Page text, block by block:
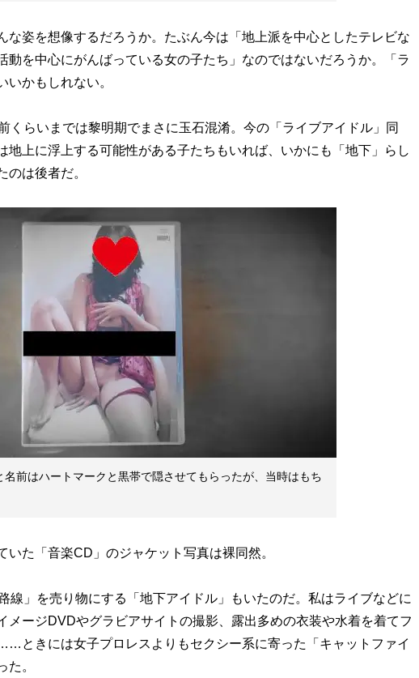
な姿を想像するだろうか。たぶん今は「地上派を中心としたテレビな
動を中心にがんばっている女の子たち」なのではないだろうか。「ラ
かもしれない。
らいまでは黎明期でまさに玉石混淆。今の「ライブアイドル」同
地上に浮上する可能性がある子たちもいれば、いかにも「地下」らし
のは後者だ。
名前はハートマークと黒帯で隠させてもらったが、当時はもち
た「音楽CD」のジャケット写真は裸同然。
」を売り物にする「地下アイドル」もいたのだ。私はライブなどに
メージDVDやグラビアサイトの撮影、露出多めの衣装や水着を着てフ
ときには女子プロレスよりもセクシー系に寄った「キャットファイ
た。